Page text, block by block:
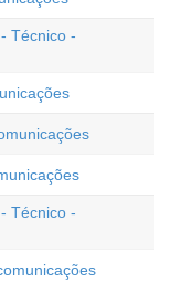
Técnico -
Técnico -